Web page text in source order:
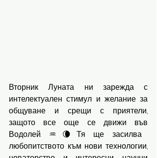
Вторник Луната ни зарежда с
интелектуален стимул и желание за
общуване и срещи с приятели,
защото все още се движи във
Водолей. ♒️🌘Тя ще засилва
любопитството към нови технологии,